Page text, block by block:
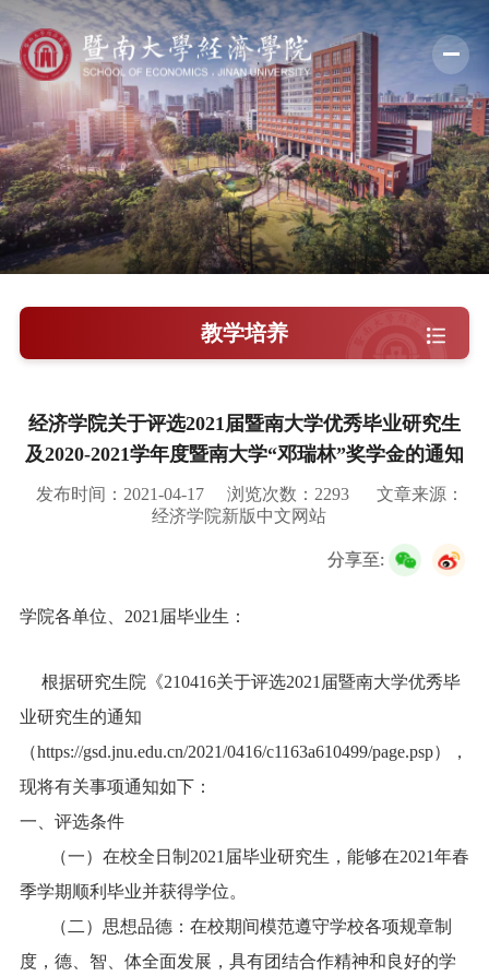
学院概况
新闻中心
师资队伍
科学研究
教学培养
学院党建
人才引进
校友服务
教学培养
经济学院关于评选2021届暨南大学优秀毕业研究生
及2020-2021学年度暨南大学“邓瑞林”奖学金的通知
发布时间：2021-04-17 浏览次数： 2293
文章来源：
经济学院新版中文网站
分享至:
学院各单位、 2021 届毕业生：
根据研究生院《210416关于评选2021 届暨南大学优秀毕
业研究生的通知
（https://gsd.jnu.edu.cn/2021/0416/c1163a610499/page.psp），
现将有关事项通知如下：
一、评选条件
（一）在校全日制 2021 届毕业研究生，能够在2021年春
季学期顺利毕业并获得学位。
（二）思想品德：在校期间模范遵守学校各项规章制
度，德、智、体全面发展，具有团结合作精神和良好的学